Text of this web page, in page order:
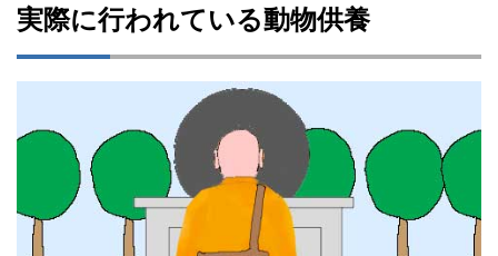
実際に行われている動物供養